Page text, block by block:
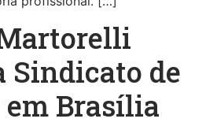
Sindicato de
em Brasília